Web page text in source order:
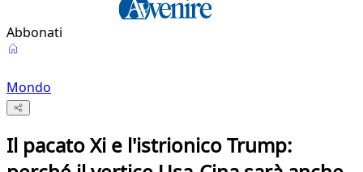
Abbonati
Mondo
Il pacato Xi e l'istrionico Trump: